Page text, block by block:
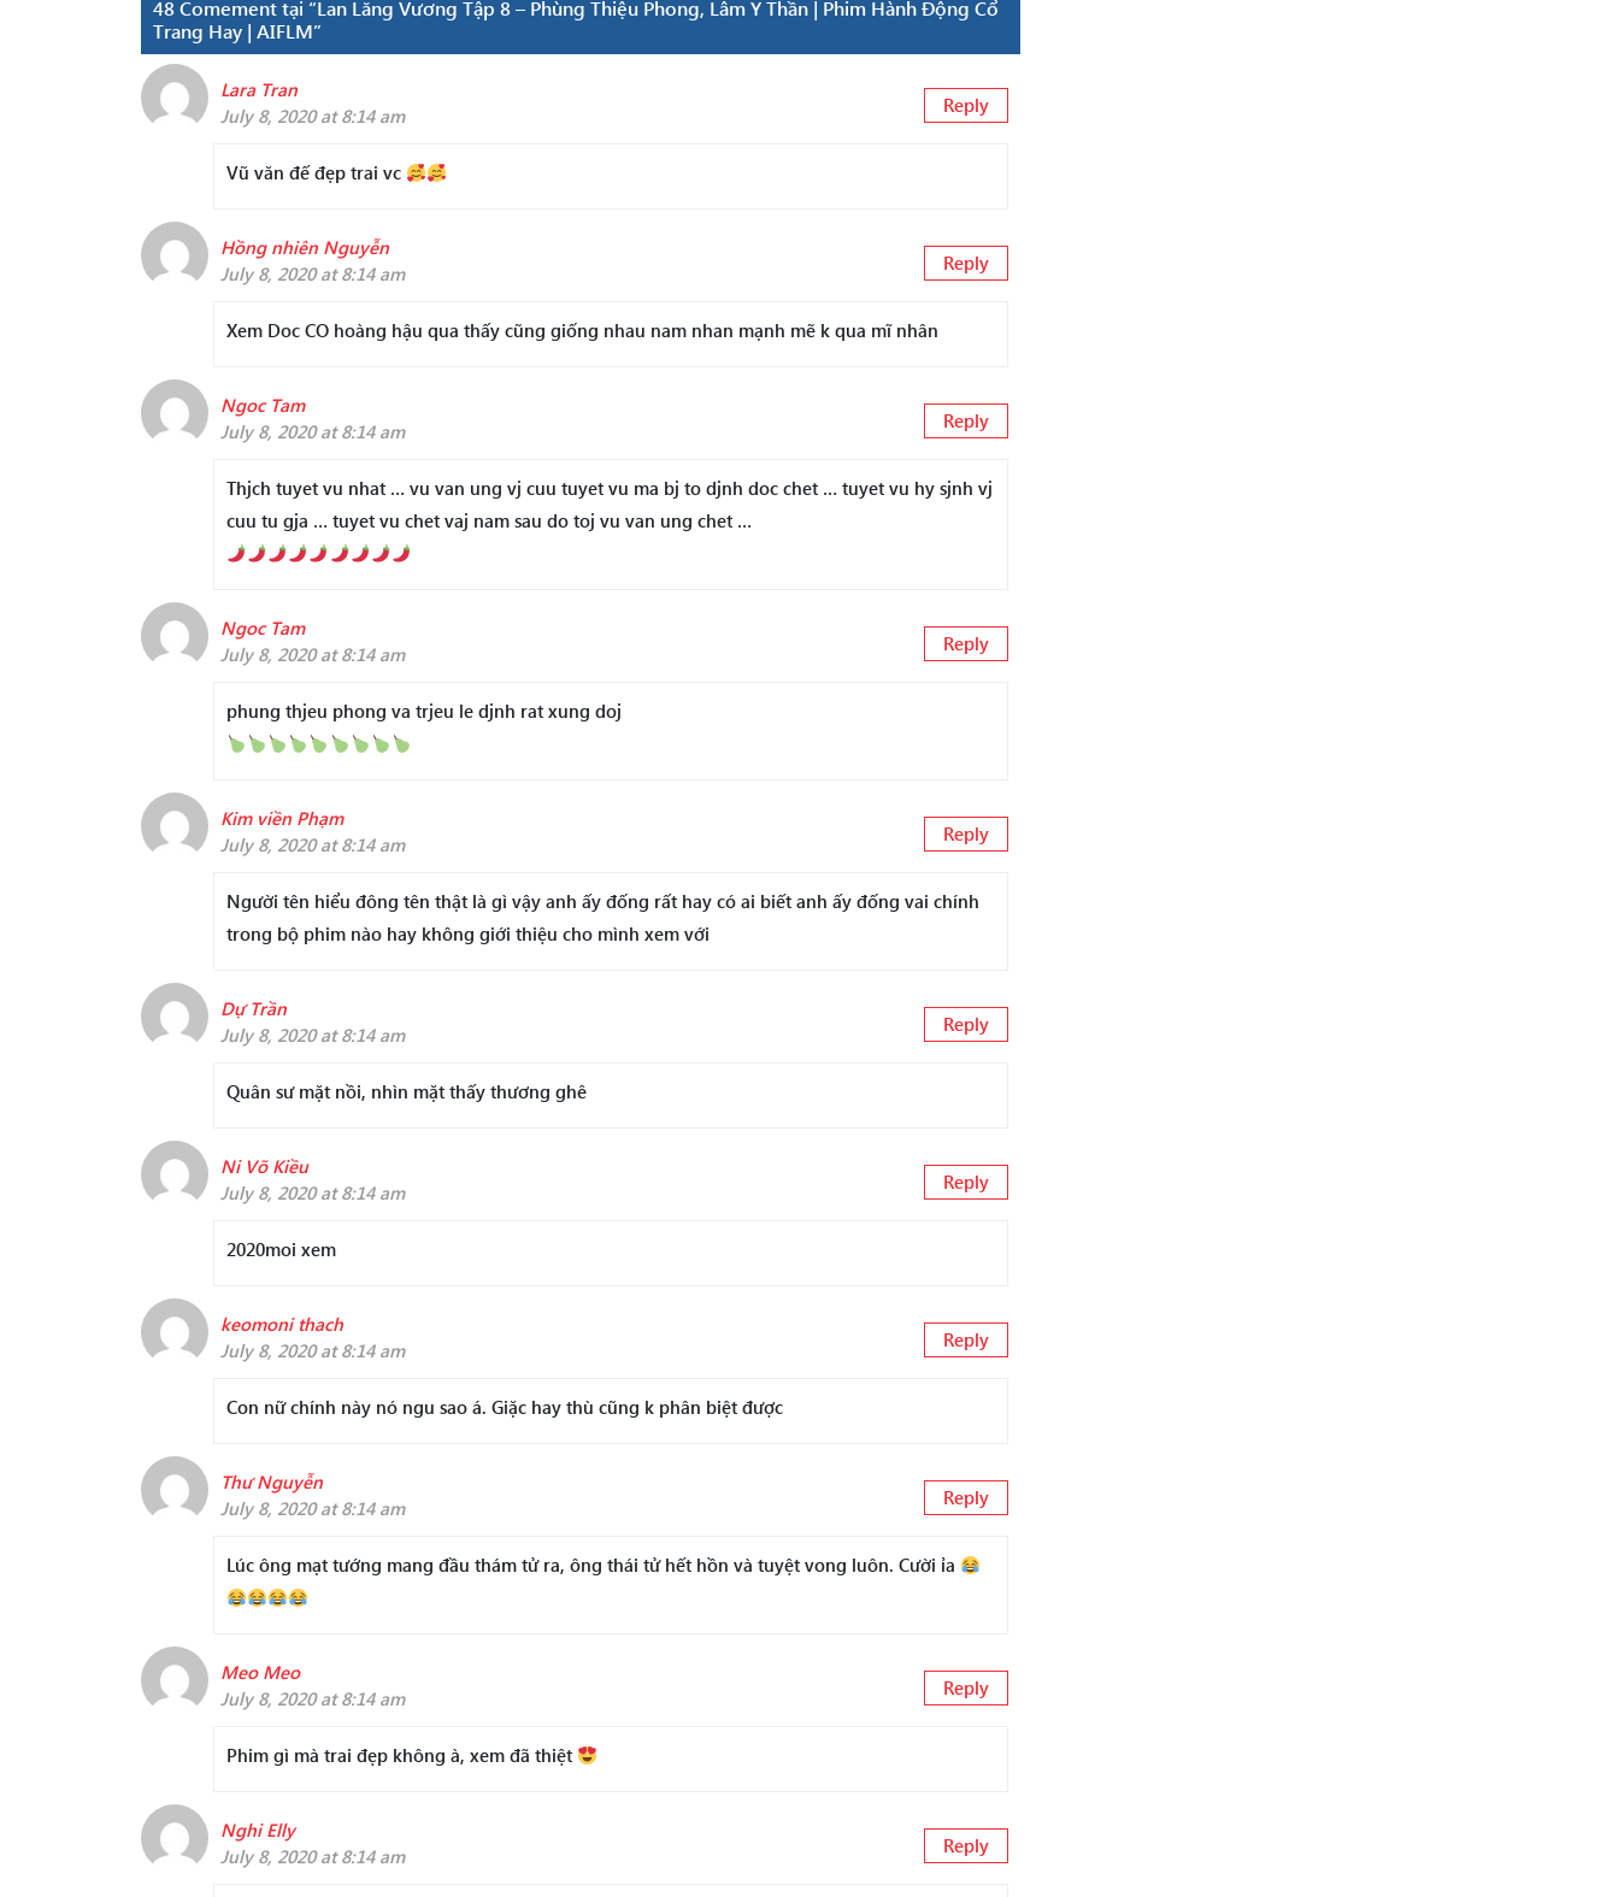
48 Comement tại “Lan Lăng Vương Tập 8 – Phùng Thiệu Phong, Lâm Y Thần | Phim Hành Động Cổ
Trang Hay | AIFLM”
Lara Tran
July 8, 2020 at 8:14 am
Reply
Vũ văn đế đẹp trai vc
Hồng nhiên Nguyễn
July 8, 2020 at 8:14 am
Reply
Xem Doc CO hoàng hậu qua thấy cũng giống nhau nam nhan mạnh mẽ k qua mĩ nhân
Ngoc Tam
July 8, 2020 at 8:14 am
Reply
Thjch tuyet vu nhat … vu van ung vj cuu tuyet vu ma bj to djnh doc chet … tuyet vu hy sjnh vj
cuu tu gja … tuyet vu chet vaj nam sau do toj vu van ung chet …
Ngoc Tam
July 8, 2020 at 8:14 am
Reply
phung thjeu phong va trjeu le djnh rat xung doj
Kim viền Phạm
July 8, 2020 at 8:14 am
Reply
Người tên hiểu đông tên thật là gì vậy anh ấy đống rất hay có ai biết anh ấy đống vai chính
trong bộ phim nào hay không giới thiệu cho mình xem với
Dự Trần
July 8, 2020 at 8:14 am
Reply
Quân sư mặt nồi, nhìn mặt thấy thương ghê
Ni Võ Kiều
July 8, 2020 at 8:14 am
Reply
2020moi xem
keomoni thach
July 8, 2020 at 8:14 am
Reply
Con nữ chính này nó ngu sao á. Giặc hay thù cũng k phân biệt được
Thư Nguyễn
July 8, 2020 at 8:14 am
Reply
Lúc ông mạt tướng mang đầu thám tử ra, ông thái tử hết hồn và tuyệt vong luôn. Cười ỉa
Meo Meo
July 8, 2020 at 8:14 am
Reply
Phim gì mà trai đẹp không à, xem đã thiệt
Nghi Elly
July 8, 2020 at 8:14 am
Reply